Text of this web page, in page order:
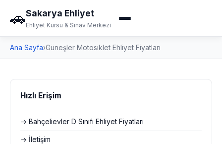
🚗Sakarya Ehliyet
Ehliyet Kursu & Sınav Merkezi
Ana Sayfa›Güneşler Motosiklet Ehliyet Fiyatları
Hızlı Erişim
→ Bahçelievler D Sınıfı Ehliyet Fiyatları
→ İletişim